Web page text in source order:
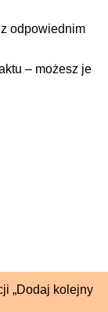
odpowiednim
– możesz je
„Dodaj kolejny